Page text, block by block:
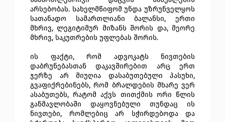
არსებობას. სახელმწიფომ უნდა უზრუნველყოს
სათანადო სამართლიანი ბალანსი, ერთი
მხრივ, ლეგიტიმურ მიზანს შორის და, მეორე
მხრივ, საკუთრების უფლებას შორის.
ის ფაქტი, რომ ადვოკატს ნივთების
დაბრუნებასთან დაკავშირებით არც ერთ
ჯერზე არ მიუღია დასაბუთებული პასუხი,
გვაფიქრებინებს, რომ ბრალდების მხარე ვერ
ასაბუთებს, რატომ აქვს თითქმის ორი წლის
განმავლობაში დაყოვნებული თუნდაც ის
ნივთები, რომლებიც არ სჭირდებოდა და